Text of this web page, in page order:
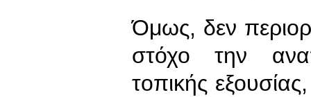
Όμως, δεν
στόχο την
τοπικής